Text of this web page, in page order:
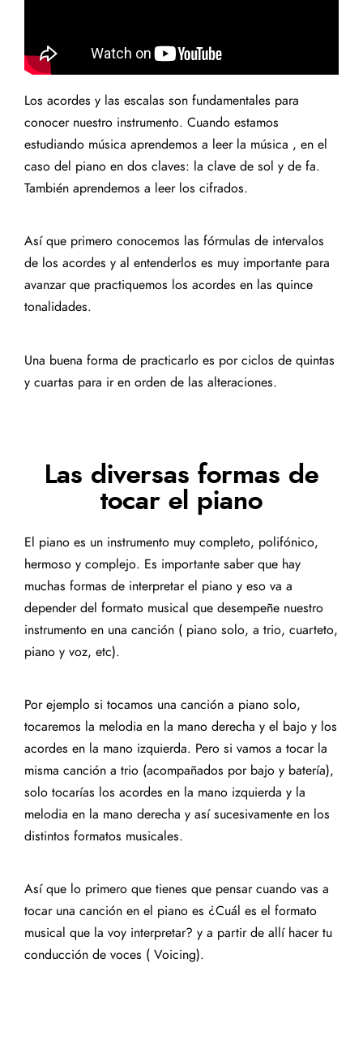
Los acordes y las escalas son fundamentales para
conocer nuestro instrumento. Cuando estamos
estudiando música aprendemos a leer la música , en el
caso del piano en dos claves: la clave de sol y de fa.
También aprendemos a leer los cifrados.
Así que primero conocemos las fórmulas de intervalos
de los acordes y al entenderlos es muy importante para
avanzar que practiquemos los acordes en las quince
tonalidades.
Una buena forma de practicarlo es por ciclos de quintas
y cuartas para ir en orden de las alteraciones.
Las diversas formas de
tocar el piano
El piano es un instrumento muy completo, polifónico,
hermoso y complejo. Es importante saber que hay
muchas formas de interpretar el piano y eso va a
depender del formato musical que desempeñe nuestro
instrumento en una canción ( piano solo, a trio, cuarteto,
piano y voz, etc).
Por ejemplo si tocamos una canción a piano solo,
tocaremos la melodia en la mano derecha y el bajo y los
acordes en la mano izquierda. Pero si vamos a tocar la
misma canción a trio (acompañados por bajo y batería),
solo tocarías los acordes en la mano izquierda y la
melodia en la mano derecha y así sucesivamente en los
distintos formatos musicales.
Así que lo primero que tienes que pensar cuando vas a
tocar una canción en el piano es ¿Cuál es el formato
musical que la voy interpretar? y a partir de allí hacer tu
conducción de voces ( Voicing).